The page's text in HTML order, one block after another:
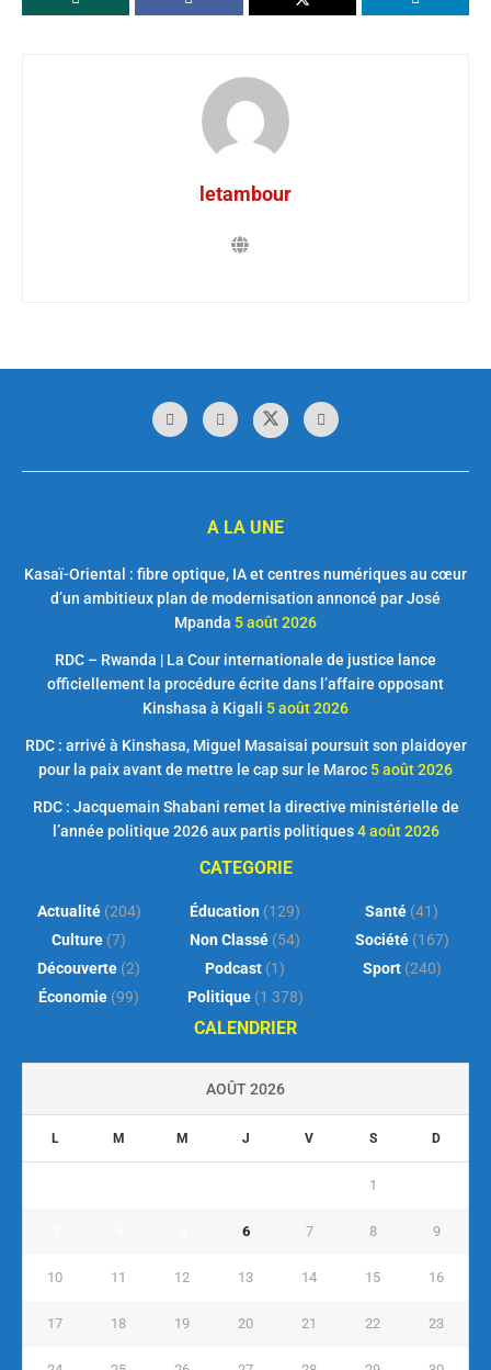
letambour
A LA UNE
Kasaï-Oriental : fibre optique, IA et centres numériques au cœur
d’un ambitieux plan de modernisation annoncé par José
Mpanda 5 août 2026
RDC – Rwanda | La Cour internationale de justice lance
officiellement la procédure écrite dans l’affaire opposant
Kinshasa à Kigali 5 août 2026
RDC : arrivé à Kinshasa, Miguel Masaisai poursuit son plaidoyer
pour la paix avant de mettre le cap sur le Maroc 5 août 2026
RDC : Jacquemain Shabani remet la directive ministérielle de
l’année politique 2026 aux partis politiques 4 août 2026
CATEGORIE
Actualité(204)
Culture (7)
Découverte (2)
Économie (99)
Éducation (129)
Non Classé (54)
Podcast (1)
Politique(1 378)
Santé (41)
Société(167)
Sport(240)
CALENDRIER
AOÛT 2026
L M M J V S D
1
6 7 8 9
10 11 12 13 14 15 16
17 18 19 20 21 22 23